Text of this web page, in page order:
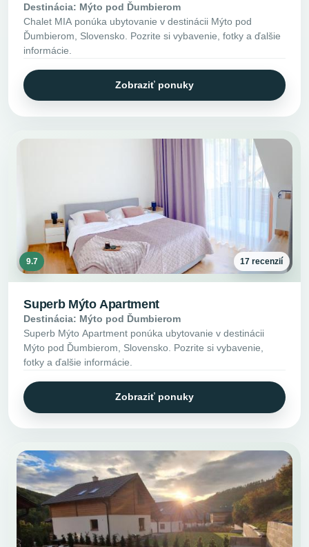
Destinácia: Mýto pod Ďumbierom
Chalet MIA ponúka ubytovanie v destinácii Mýto pod
Ďumbierom, Slovensko. Pozrite si vybavenie, fotky a ďalšie
informácie.
Zobraziť ponuky
9.7 17 recenzií
Superb Mýto Apartment
Destinácia: Mýto pod Ďumbierom
Superb Mýto Apartment ponúka ubytovanie v destinácii
Mýto pod Ďumbierom, Slovensko. Pozrite si vybavenie,
fotky a ďalšie informácie.
Zobraziť ponuky